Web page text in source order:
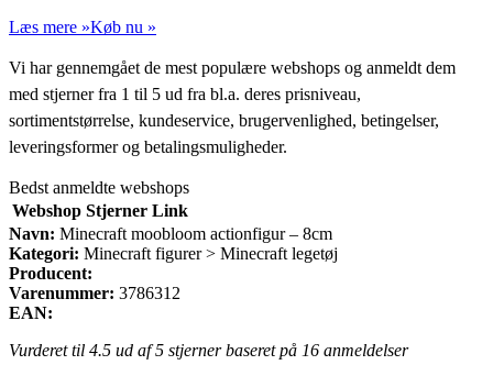
Læs mere »Køb nu »
Vi har gennemgået de mest populære webshops og anmeldt dem
med stjerner fra 1 til 5 ud fra bl.a. deres prisniveau,
sortimentstørrelse, kundeservice, brugervenlighed, betingelser,
leveringsformer og betalingsmuligheder.
Bedst anmeldte webshops
Webshop Stjerner Link
Navn: Minecraft moobloom actionfigur – 8cm
Kategori: Minecraft figurer > Minecraft legetøj
Producent:
Varenummer: 3786312
EAN:
Vurderet til 4.5 ud af 5 stjerner baseret på 16 anmeldelser